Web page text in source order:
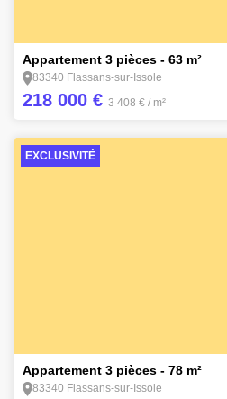
Appartement 3 pièces - 63 m²
83340 Flassans-sur-Issole
218 000 € 3 408 € / m²
EXCLUSIVITÉ
Appartement 3 pièces - 78 m²
83340 Flassans-sur-Issole